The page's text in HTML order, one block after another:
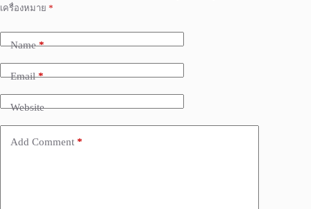
เครื่องหมาย *
Name*
Email*
Website
Add Comment *